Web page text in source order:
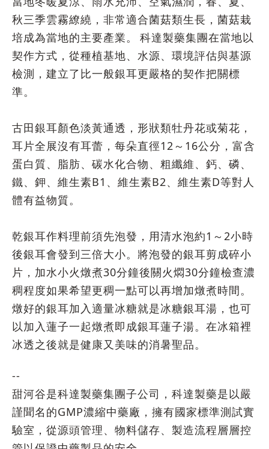
秋三季雲霧繚繞，非常適合菌菇類生長，菌菇栽
培成為當地的主要產業。
科達製藥集團在當地以
契作方式，從種植基地、水源、環境評估與基源
檢測，建立了比一般銀耳更嚴格的契作把關標
準。
古田銀耳顏色淡黃通透，形狀類牡丹花或菊花，
耳片全展沒有耳蕾，每朵直徑12～16公分，富含
蛋白質、脂肪、碳水化合物、粗纖維、鈣、磷、
鐵、鉀、維生素B1、維生素B2、維生素D等對人
體有益物質。
乾銀耳作料理前須先泡發，用清水泡約1～2小時
後銀耳會發到三倍大小。將泡發的銀耳剪成碎小
片，加水小火燉煮30分鐘後關火燜30分鐘檢查濃
稠程度如果希望更稠一點可以再增加燉煮時間。
燉好的銀耳加入適量冰糖就是冰糖銀耳湯，也可
以加入蓮子一起燉煮即成銀耳蓮子湯。在冰箱裡
冰透之後就是健康又美味的消暑聖品。
--
甜河谷是科達製藥集團子公司，科達製藥是以嚴
謹聞名的GMP濃縮中藥廠，擁有國家標準測試實
驗室，從源頭管理、物料儲存、製造流程層層控